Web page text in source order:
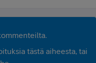
tästä aiheesta, tai